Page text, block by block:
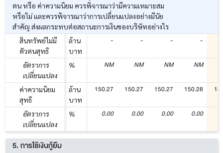
ตน หรือ ค่าความนิยม ควรพิจารณาว่ามีความเหมาะสม
หรือไม่ และควรพิจารณาว่าการเปลี่ยนแปลงอย่างมีนัย
สำคัญ ส่งผลกระทบต่อสถานะการเงินของบริษัทอย่างไร
สินทรัพย์ไม่มี
ตัวตนสุทธิ
ล้าน
บาท
- - - -
อัตราการ
เปลี่ยนแปลง
% NM NM NM NM
ค่าความนิยม
สุทธิ
ล้าน
บาท
150.27 150.27 150.27 150.28
อัตราการ
เปลี่ยนแปลง
% 0.00 0.00 0.00 0.00
5. การใช้เงินกู้ยืม